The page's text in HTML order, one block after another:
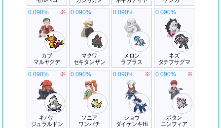
カブ
マルヤクデ
0.090% ※
マクワ
セキタンザン
0.090%
メロン
ラプラス
0.090%
ネズ
タチフサグマ
0.090%
キバナ
ジュラルドン
0.090% ※
ソニア
ワンパチ
0.090%
ショウ
ダイケンキHi
0.090% ※
ボタン
ニンフィア
0.090% ※